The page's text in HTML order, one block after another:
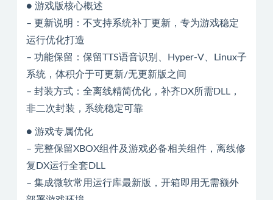
● 游戏版核心概述
– 更新说明：不支持系统补丁更新，专为游戏稳定
运行优化打造
– 功能保留：保留TTS语音识别、Hyper-V、Linux子
系统，体积介于可更新/无更新版之间
– 封装方式：全离线精简优化，补齐DX所需DLL，
非二次封装，系统稳定可靠
● 游戏专属优化
– 完整保留XBOX组件及游戏必备相关组件，离线修
复DX运行全套DLL
– 集成微软常用运行库最新版，开箱即用无需额外